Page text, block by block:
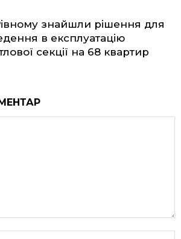
знайшли рішення для
в експлуатацію
секції на 68 квартир